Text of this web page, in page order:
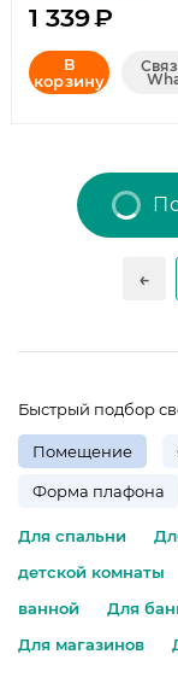
1 339₽
В
корзину
Быстрый подбор
Помещение
Форма плафона
Для спальни
детской комнаты
ванной
Для
Для магазинов